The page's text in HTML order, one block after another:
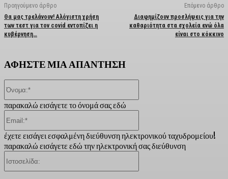
Προηγούμενο άρθρο
Θα μας τρελάνουν! Αλόγιστη χρήση
των τεστ για τον covid εντοπίζει η
κυβέρνηση…
Επόμενο άρθρο
Διαφημίζουν προσλήψεις για την
καθαριότητα στα σχολεία ενώ όλα
είναι στο κόκκινο
ΑΦΗΣΤΕ ΜΙΑ ΑΠΑΝΤΗΣΗ
παρακαλώ εισάγετε το όνομά σας εδώ
έχετε εισάγει εσφαλμένη διεύθυνση ηλεκτρονικού ταχυδρομείου!
παρακαλώ εισάγετε εδώ την ηλεκτρονική σας διεύθυνση